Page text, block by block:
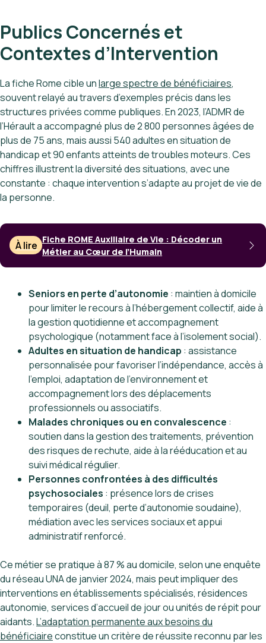
Publics Concernés et
Contextes d’Intervention
La fiche Rome cible unlarge spectre de bénéficiaires,
souvent relayé au travers d’exemples précis dans les
structures privées comme publiques. En 2023, l’ADMR de
l’Hérault a accompagné plus de 2 800 personnes âgées de
plus de 75 ans, mais aussi 540 adultes en situation de
handicap et 90 enfants atteints de troubles moteurs. Ces
chiffres illustrent la diversité des situations, avec une
constante : chaque intervention s’adapte au projet de vie de
la personne.
À lire Fiche ROME Auxiliaire de Vie : Décoder un
Métier au Cœur de l’Humain
Seniors en perte d’autonomie : maintien à domicile
pour limiter le recours à l’hébergement collectif, aide à
la gestion quotidienne et accompagnement
psychologique (notamment face à l’isolement social).
Adultes en situation de handicap : assistance
personnalisée pour favoriser l’indépendance, accès à
l’emploi, adaptation de l’environnement et
accompagnement lors des déplacements
professionnels ou associatifs.
Malades chroniques ou en convalescence :
soutien dans la gestion des traitements, prévention
des risques de rechute, aide à la rééducation et au
suivi médical régulier.
Personnes confrontées à des difficultés
psychosociales : présence lors de crises
temporaires (deuil, perte d’autonomie soudaine),
médiation avec les services sociaux et appui
administratif renforcé.
Ce métier se pratique à 87 % au domicile, selon une enquête
du réseau UNA de janvier 2024, mais peut impliquer des
interventions en établissements spécialisés, résidences
autonomie, services d’accueil de jour ou unités de répit pour
aidants.L’adaptation permanente aux besoins du
bénéficiaireconstitue un critère de réussite reconnu par les